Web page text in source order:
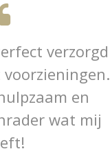
verzorgd
en
wat mij